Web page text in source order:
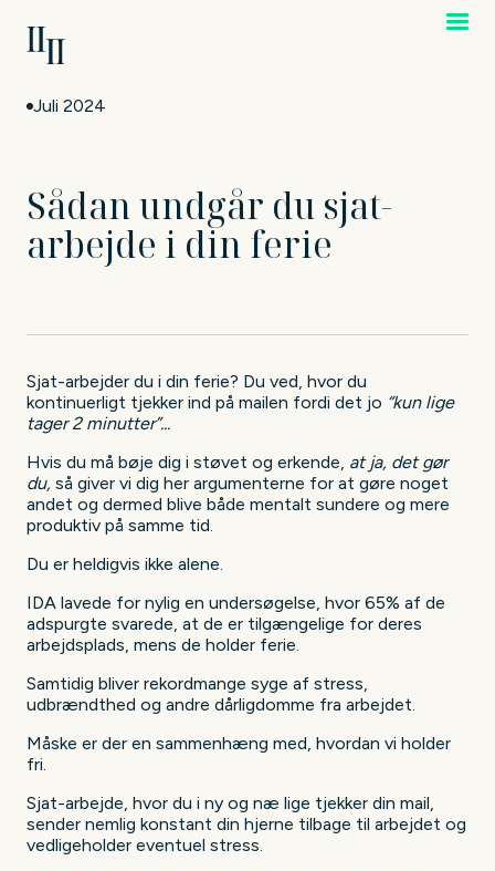
Juli 2024
Sådan undgår du sjat-
arbejde i din ferie
Sjat-arbejder du i din ferie? Du ved, hvor du
kontinuerligt tjekker ind på mailen fordi det jo “kun lige
tager 2 minutter”...
Hvis du må bøje dig i støvet og erkende, at ja, det gør
du, så giver vi dig her argumenterne for at gøre noget
andet og dermed blive både mentalt sundere og mere
produktiv på samme tid.
Du er heldigvis ikke alene.
IDA lavede for nylig en undersøgelse, hvor 65% af de
adspurgte svarede, at de er tilgængelige for deres
arbejdsplads, mens de holder ferie.
Samtidig bliver rekordmange syge af stress,
udbrændthed og andre dårligdomme fra arbejdet.
Måske er der en sammenhæng med, hvordan vi holder
fri.
Sjat-arbejde, hvor du i ny og næ lige tjekker din mail,
sender nemlig konstant din hjerne tilbage til arbejdet og
vedligeholder eventuel stress.